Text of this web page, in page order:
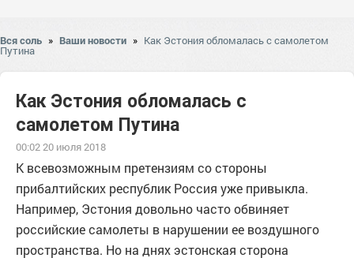
Вся соль » Ваши новости » Как Эстония обломалась с самолетом
Путина
Как Эстония обломалась с
самолетом Путина
00:02 20 июля 2018
К всевозможным претензиям со стороны
прибалтийских республик Россия уже привыкла.
Например, Эстония довольно часто обвиняет
российские самолеты в нарушении ее воздушного
пространства. Но на днях эстонская сторона